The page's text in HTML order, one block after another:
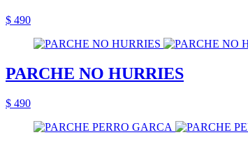
$ 490
PARCHE NO HURRIES
$ 490